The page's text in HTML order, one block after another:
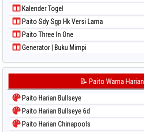
Kalender Togel
Paito Sdy Sgp Hk Versi Lama
Paito Three In One
Generator | Buku Mimpi
📝 Paito Warna Harian
Paito Harian Bullseye
Paito Harian Bullseye 6d
Paito Harian Chinapools